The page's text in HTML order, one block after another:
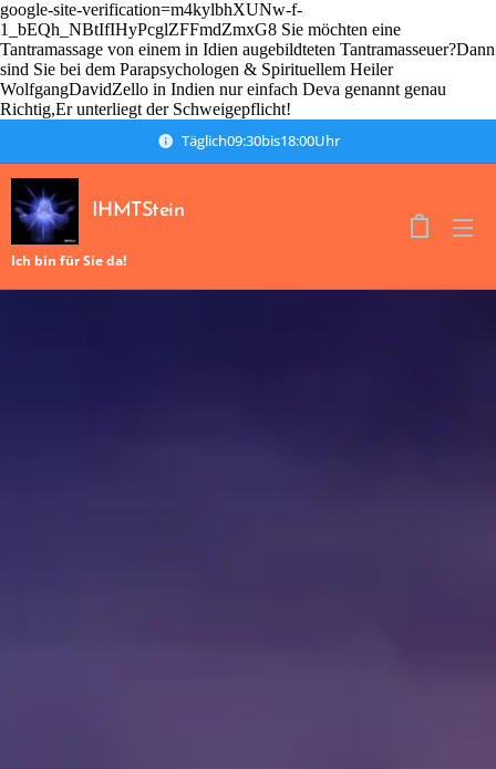
google-site-verification=m4kylbhXUNw-f-
1_bEQh_NBtIfIHyPcglZFFmdZmxG8 Sie möchten eine
Tantramassage von einem in Idien augebildteten Tantramasseuer?Dann
sind Sie bei dem Parapsychologen & Spirituellem Heiler
WolfgangDavidZello in Indien nur einfach Deva genannt genau
Richtig,Er unterliegt der Schweigepflicht!
Täglich09:30bis18:00Uhr
IHMTStein
Ich bin für Sie da!